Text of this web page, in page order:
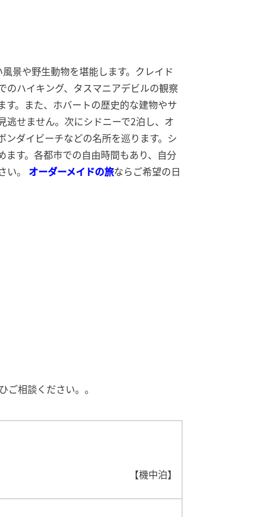
景や野生動物を堪能します。クレイド
のハイキング、タスマニアデビルの観察
。また、ホバートの歴史的な建物やサ
逃せません。次にシドニーで2泊し、オ
ダイビーチなどの名所を巡ります。シ
す。各都市での自由時間もあり、自分
い。 オーダーメイドの旅ならご希望の日
相談ください。。
【機中泊】